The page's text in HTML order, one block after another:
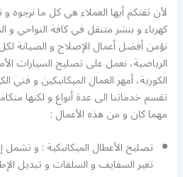
لأن ثقتكم أيها العملاء هي كل ما نرجوه
كهرباء و بنشر متنقل في كافة النواحي
نؤمن أفضل أعمال الإصلاح و الصيانة
الرياضية، نعمل على تصليح السيارات
الكورية، أمهر العمال الميكانيكين و فني
تقسم خدماتنا الى عدة أنواع و لكنها
مهما كان و من هذه الأعمال :
تصليح الأعطال الميكانيكية : و
تغير السفايف و السلفات و تبديل